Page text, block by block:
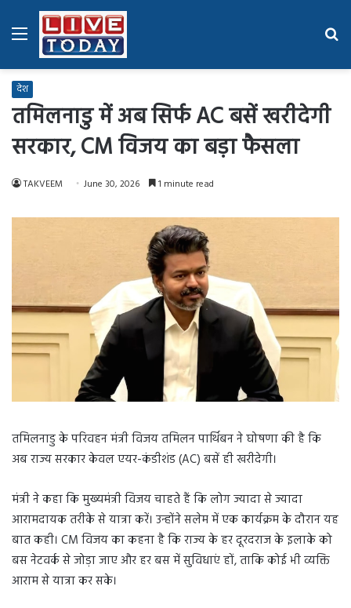
Menu
देश
तमिलनाडु में अब सिर्फ AC बसें खरीदेगी
सरकार, CM विजय का बड़ा फैसला
TAKVEEM June 30, 2026 1 minute read
तमिलनाडु के परिवहन मंत्री विजय तमिलन पार्थिबन ने घोषणा की है कि
अब राज्य सरकार केवल एयर-कंडीशंड (AC) बसें ही खरीदेगी।
मंत्री ने कहा कि मुख्यमंत्री विजय चाहते हैं कि लोग ज्यादा से ज्यादा
आरामदायक तरीके से यात्रा करें। उन्होंने सलेम में एक कार्यक्रम के दौरान यह
बात कही। CM विजय का कहना है कि राज्य के हर दूरदराज के इलाके को
बस नेटवर्क से जोड़ा जाए और हर बस में सुविधाएं हों, ताकि कोई भी व्यक्ति
आराम से यात्रा कर सके।